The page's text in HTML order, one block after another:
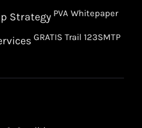
Strategy PVA Whitepaper
GRATIS Trail 123SMTP